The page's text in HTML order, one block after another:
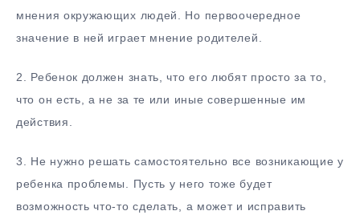
мнения окружающих людей. Но первоочередное
значение в ней играет мнение родителей.
2.​ Ребенок должен знать, что его любят просто за то,
что он есть, а не за те или иные совершенные им
действия.
3.​ Не нужно решать самостоятельно все возникающие у
ребенка проблемы. Пусть у него тоже будет
возможность что-то сделать, а может и исправить